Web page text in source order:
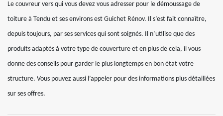
Le couvreur vers qui vous devez vous adresser pour le démoussage de
toiture à Tendu et ses environs est Guichet Rénov. Il s’est fait connaître,
depuis toujours, par ses services qui sont soignés. Il n’utilise que des
produits adaptés à votre type de couverture et en plus de cela, il vous
donne des conseils pour garder le plus longtemps en bon état votre
structure. Vous pouvez aussi l’appeler pour des informations plus détaillées
sur ses offres.